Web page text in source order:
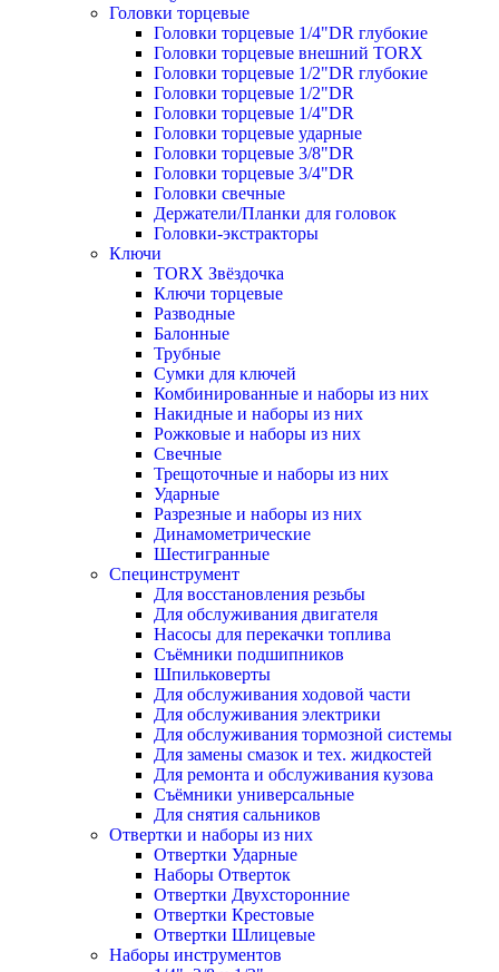
Головки торцевые
Головки торцевые 1/4"DR глубокие
Головки торцевые внешний TORX
Головки торцевые 1/2"DR глубокие
Головки торцевые 1/2"DR
Головки торцевые 1/4"DR
Головки торцевые ударные
Головки торцевые 3/8"DR
Головки торцевые 3/4"DR
Головки свечные
Держатели/Планки для головок
Головки-экстракторы
Ключи
TORX Звёздочка
Ключи торцевые
Разводные
Балонные
Трубные
Сумки для ключей
Комбинированные и наборы из них
Накидные и наборы из них
Рожковые и наборы из них
Свечные
Трещоточные и наборы из них
Ударные
Разрезные и наборы из них
Динамометрические
Шестигранные
Специнструмент
Для восстановления резьбы
Для обслуживания двигателя
Насосы для перекачки топлива
Съёмники подшипников
Шпильковерты
Для обслуживания ходовой части
Для обслуживания электрики
Для обслуживания тормозной системы
Для замены смазок и тех. жидкостей
Для ремонта и обслуживания кузова
Съёмники универсальные
Для снятия сальников
Отвертки и наборы из них
Отвертки Ударные
Наборы Отверток
Отвертки Двухсторонние
Отвертки Крестовые
Отвертки Шлицевые
Наборы инструментов